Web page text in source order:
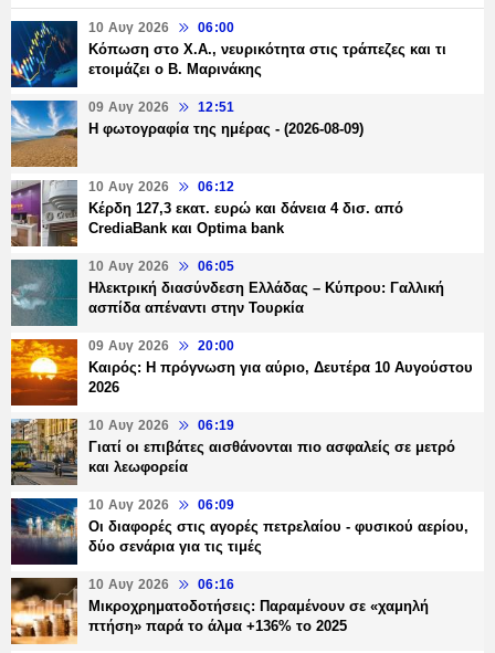
10 Αυγ 2026 06:00
Κόπωση στο Χ.Α., νευρικότητα στις τράπεζες και τι
ετοιμάζει ο Β. Μαρινάκης
09 Αυγ 2026 12:51
Η φωτογραφία της ημέρας - (2026-08-09)
10 Αυγ 2026 06:12
Κέρδη 127,3 εκατ. ευρώ και δάνεια 4 δισ. από
CrediaBank και Optima bank
10 Αυγ 2026 06:05
Ηλεκτρική διασύνδεση Ελλάδας – Κύπρου: Γαλλική
ασπίδα απέναντι στην Τουρκία
09 Αυγ 2026 20:00
Καιρός: Η πρόγνωση για αύριο, Δευτέρα 10 Αυγούστου
2026
10 Αυγ 2026 06:19
Γιατί οι επιβάτες αισθάνονται πιο ασφαλείς σε μετρό
και λεωφορεία
10 Αυγ 2026 06:09
Οι διαφορές στις αγορές πετρελαίου - φυσικού αερίου,
δύο σενάρια για τις τιμές
10 Αυγ 2026 06:16
Μικροχρηματοδοτήσεις: Παραμένουν σε «χαμηλή
πτήση» παρά το άλμα +136% το 2025